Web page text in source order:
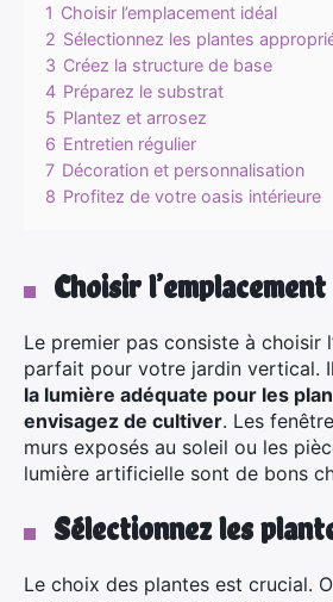
1 Choisir l’emplacement idéal
2 Sélectionnez les plantes
3 Créez la structure de base
4 Préparez le substrat
5 Plantez et arrosez
6 Entretien régulier
7 Décoration et personnalisation
8 Profitez de votre oasis intérieure
Choisir
Le premier pas consiste à choisir
parfait pour votre jardin vertical.
la lumière adéquate pour les
envisagez de cultiver. Les
murs exposés au soleil ou les
lumière artificielle sont de bons
Sélectionnez les
Le choix des plantes est crucial.